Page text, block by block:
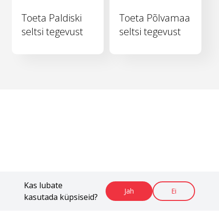
Kas lubate
kasutada küpsiseid?
Jah Ei
Toeta Paldiski
seltsi tegevust
Toeta Põlvamaa
seltsi tegevust